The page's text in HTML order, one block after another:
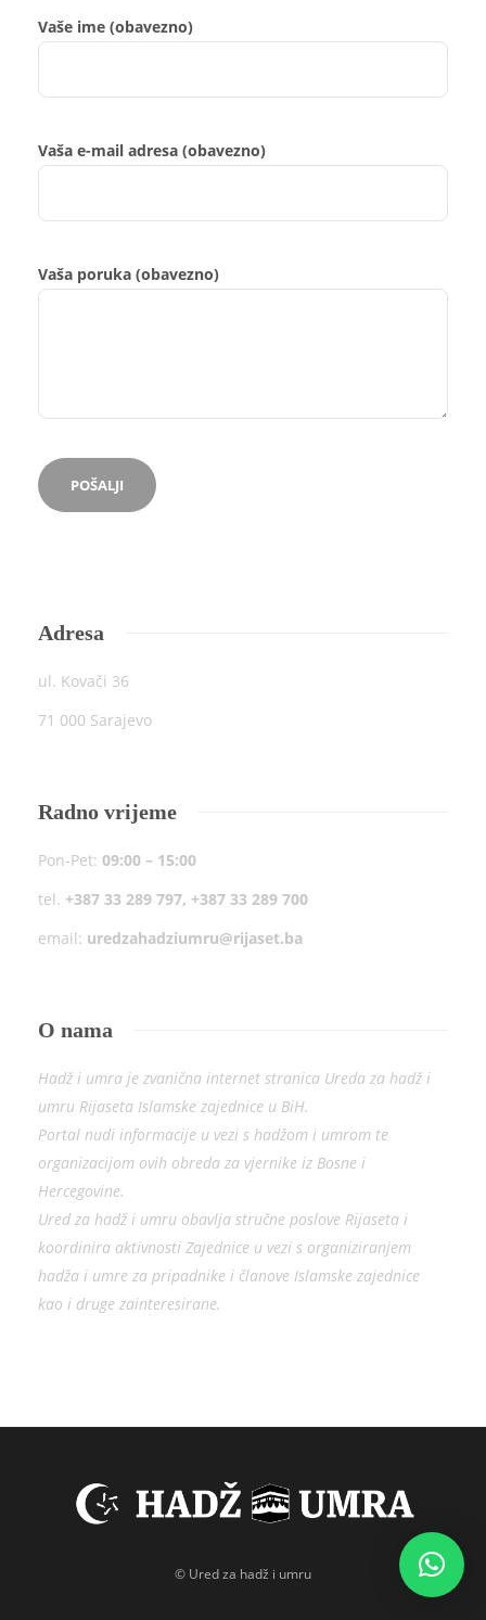
Vaše ime (obavezno)
Vaša e-mail adresa (obavezno)
Vaša poruka (obavezno)
Adresa
ul. Kovači 36
71 000 Sarajevo
Radno vrijeme
Pon-Pet: 09:00 – 15:00
tel. +387 33 289 797, +387 33 289 700
email: uredzahadziumru@rijaset.ba
O nama
Hadž i umra je zvanična internet stranica Ureda za hadž i
umru Rijaseta Islamske zajednice u BiH.
Portal nudi informacije u vezi s hadžom i umrom te
organizacijom ovih obreda za vjernike iz Bosne i
Hercegovine.
Ured za hadž i umru obavlja stručne poslove Rijaseta i
koordinira aktivnosti Zajednice u vezi s organiziranjem
hadža i umre za pripadnike i članove Islamske zajednice
kao i druge zainteresirane.
© Ured za hadž i umru